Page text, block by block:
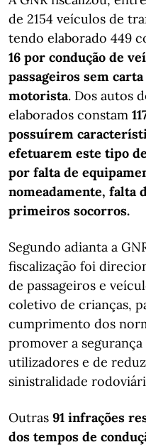
de 2154 veículos de
tendo elaborado 449
16 por condução de
passageiros sem
motorista. Dos autos
elaborados constam
possuírem
efetuarem este tipo
por falta de
nomeadamente, falta
primeiros socorros.
Segundo adianta a
fiscalização foi
de passageiros e
coletivo de crianças,
cumprimento dos
promover a
utilizadores e de
sinistralidade
Outras 91 infrações
dos tempos de